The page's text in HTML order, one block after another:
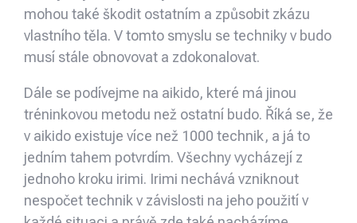
mohou také škodit ostatním a způsobit zkázu
vlastního těla. V tomto smyslu se techniky v budo
musí stále obnovovat a zdokonalovat.
Dále se podívejme na aikido, které má jinou
tréninkovou metodu než ostatní budo. Říká se, že
v aikido existuje více než 1000 technik, a já to
jedním tahem potvrdím. Všechny vycházejí z
jednoho kroku irimi. Irimi nechává vzniknout
nespočet technik v závislosti na jeho použití v